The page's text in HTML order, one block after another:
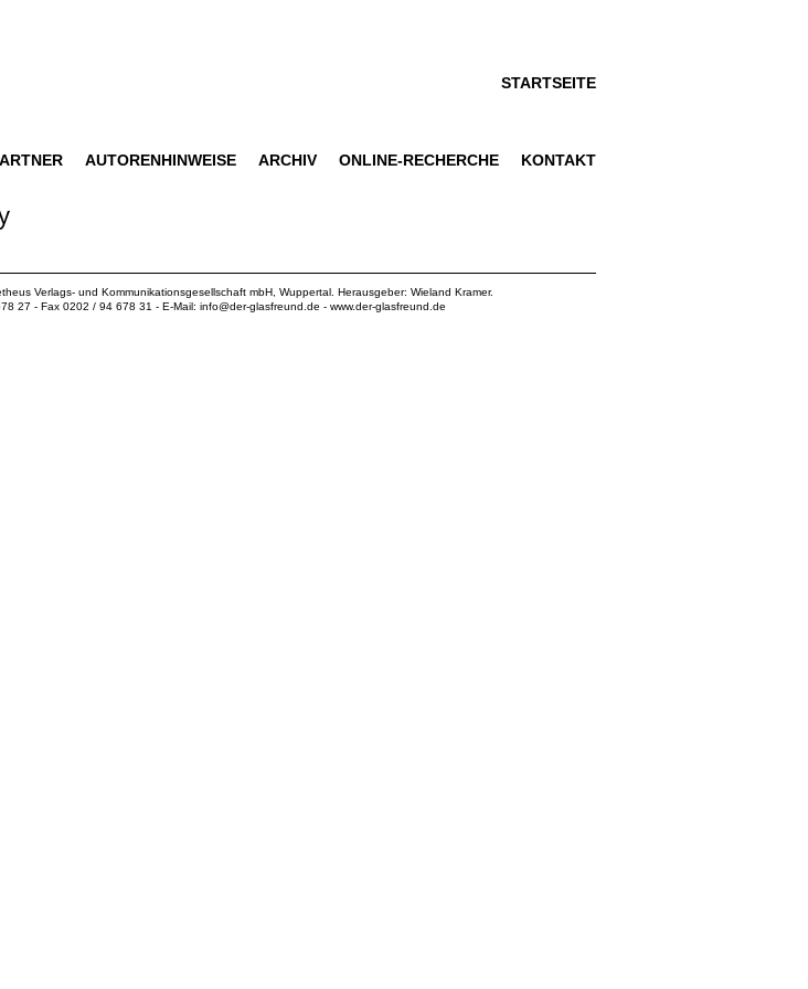
STARTSEITE
AUTORENHINWEISE ARCHIV ONLINE-RECHERCHE KONTAKT
Verlags- und Kommunikationsgesellschaft mbH , Wuppertal. Herausgeber: Wieland Kramer.
27 - Fax 0202 / 94 678 31 - E-Mail: info@der-glasfreund.de - www.der-glasfreund.de